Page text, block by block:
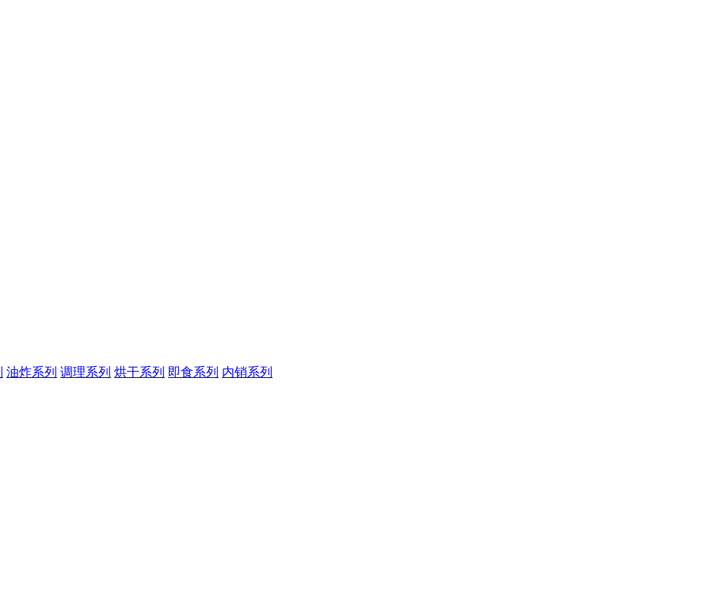
油炸系列 调理系列 烘干系列 即食系列 内销系列